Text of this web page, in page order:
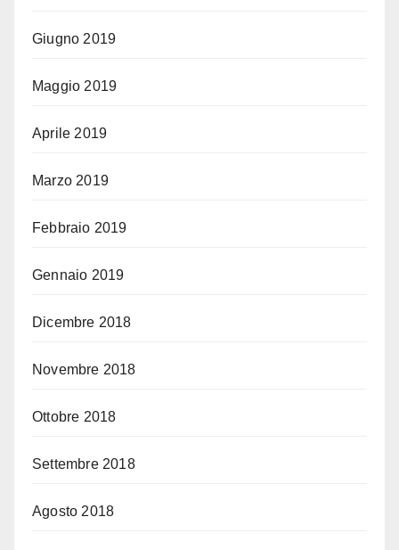
Giugno 2019
Maggio 2019
Aprile 2019
Marzo 2019
Febbraio 2019
Gennaio 2019
Dicembre 2018
Novembre 2018
Ottobre 2018
Settembre 2018
Agosto 2018